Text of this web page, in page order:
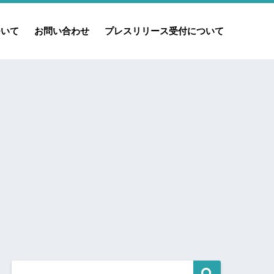
て お問い合わせ プレスリリース受付について